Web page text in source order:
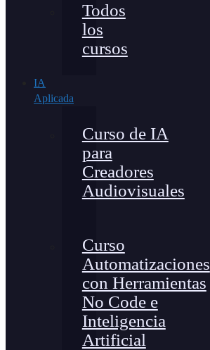
Todos
los
cursos
IA
Aplicada
Curso de IA
para
Creadores
Audiovisuales
Curso
Automatizaciones
con Herramientas
No Code e
Inteligencia
Artificial